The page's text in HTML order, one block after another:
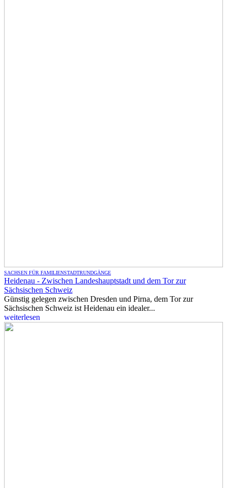
SACHSEN FÜR FAMILIENSTADTRUNDGÄNGE
Heidenau - Zwischen Landeshauptstadt und dem Tor zur
Sächsischen Schweiz
Günstig gelegen zwischen Dresden und Pirna, dem Tor zur
Sächsischen Schweiz ist Heidenau ein idealer...
weiterlesen